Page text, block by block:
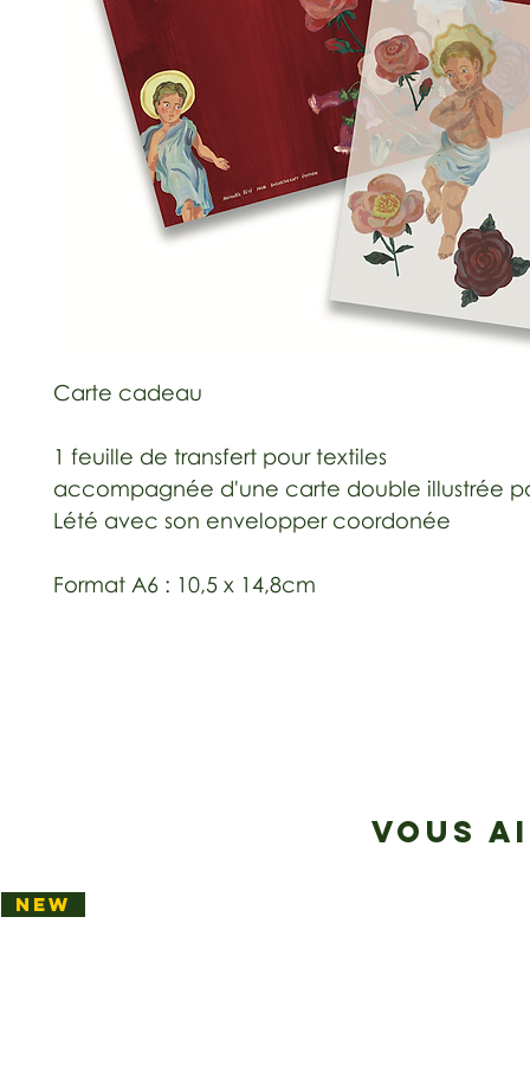
Carte cadeau
1 feuille de transfert pour textiles
accompagnée d'une carte double illustrée
Lété avec son envelopper coordonée
Format A6 : 10,5 x 14,8cm
VOUS
NEW